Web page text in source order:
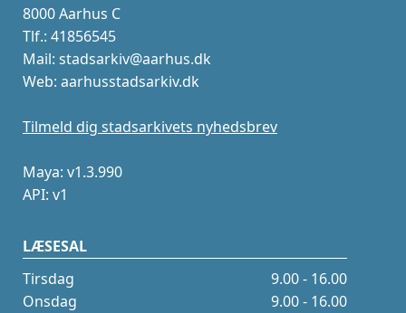
8000 Aarhus C
Tlf.: 41856545
Mail: stadsarkiv@aarhus.dk
Web: aarhusstadsarkiv.dk
Tilmeld dig stadsarkivets nyhedsbrev
Maya: v1.3.990
API: v1
LÆSESAL
Tirsdag
9.00 - 16.00
Onsdag
9.00 - 16.00